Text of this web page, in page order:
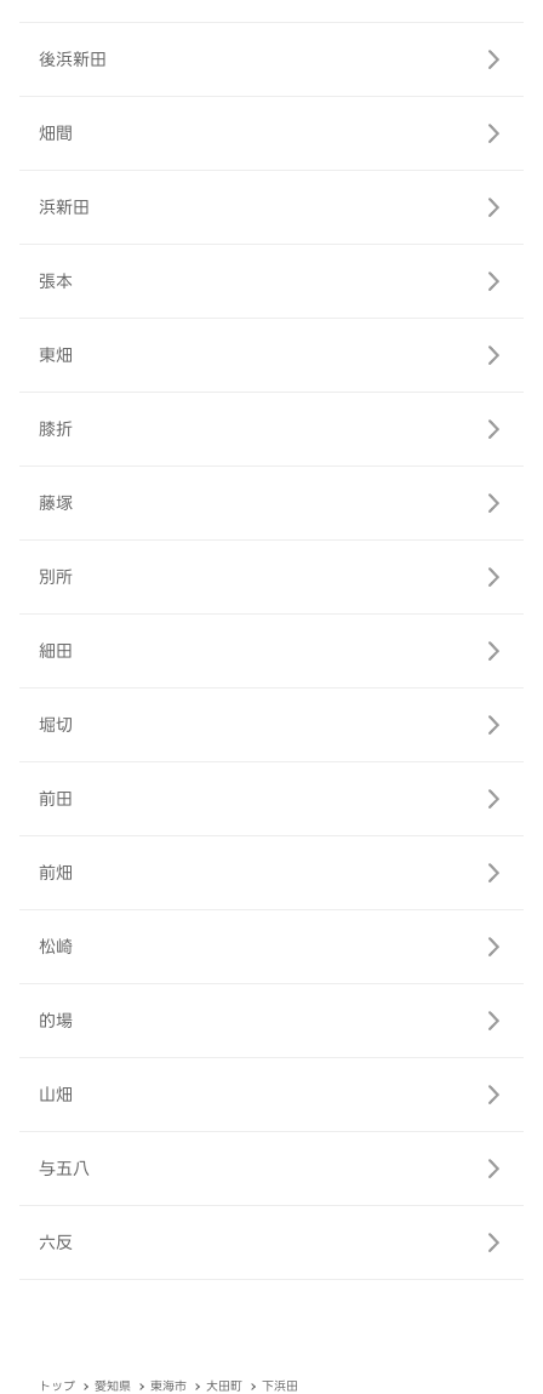
後浜新田
畑間
浜新田
張本
東畑
膝折
藤塚
別所
細田
堀切
前田
前畑
松崎
的場
山畑
与五八
六反
トップ 愛知県 東海市 大田町 下浜田